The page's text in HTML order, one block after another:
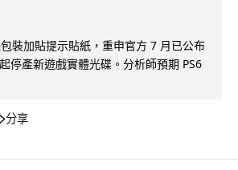
裝加貼提示貼紙，重申官方 7 月已公布
停產新遊戲實體光碟。分析師預期 PS6
分享